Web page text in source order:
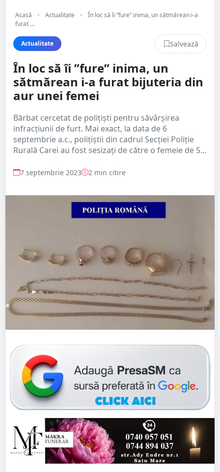
Acasă • Actualitate •
În loc să îi ”fure” inima, un sătmărean i-a
furat ...
Actualitate Salvează
În loc să îi ”fure” inima, un
sătmărean i-a furat bijuteria din
aur unei femei
Bărbat cercetat de polițiști pentru săvârșirea
infracțiunii de furt. Mai exact, la data de 6
septembrie a.c., polițiștii din cadrul Secției Poliție
Rurală Carei au fost sesizați de către o femeie de 5...
7 septembrie 2023 2 min citire